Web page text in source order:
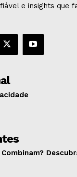
e insights que